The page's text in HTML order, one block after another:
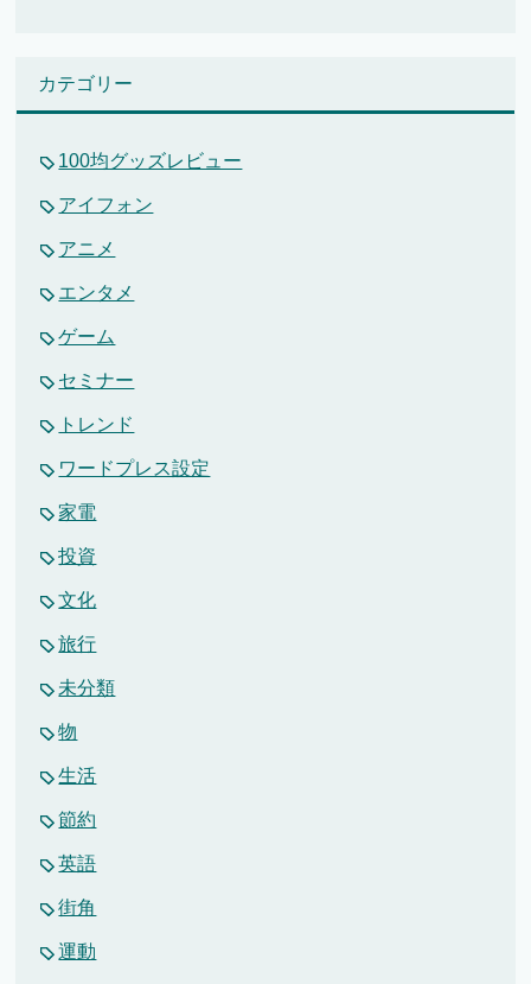
カテゴリー
100均グッズレビュー
アイフォン
アニメ
エンタメ
ゲーム
セミナー
トレンド
ワードプレス設定
家電
投資
文化
旅行
未分類
物
生活
節約
英語
街角
運動